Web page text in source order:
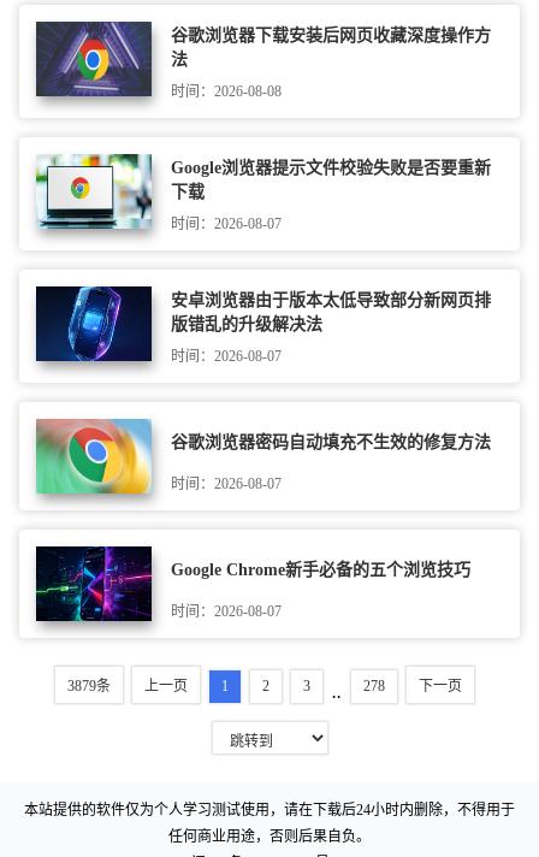
谷歌浏览器下载安装后网页收藏深度操作方
法
时间：2026-08-08
Google浏览器提示文件校验失败是否要重新
下载
时间：2026-08-07
安卓浏览器由于版本太低导致部分新网页排
版错乱的升级解决法
时间：2026-08-07
谷歌浏览器密码自动填充不生效的修复方法
时间：2026-08-07
Google Chrome新手必备的五个浏览技巧
时间：2026-08-07
3879条 上一页 1 2 3 .. 278 下一页
本站提供的软件仅为个人学习测试使用，请在下载后24小时内删除，不得用于
任何商业用途，否则后果自负。